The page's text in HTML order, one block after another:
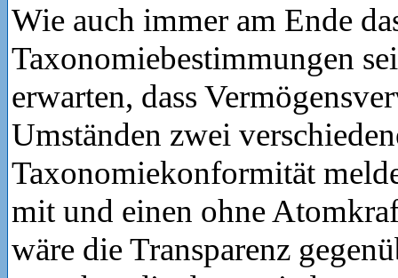
Wie auch immer am Ende
Taxonomiebestimmungen
erwarten, dass
Umständen zwei
Taxonomiekonformität
mit und einen ohne
wäre die Transparenz